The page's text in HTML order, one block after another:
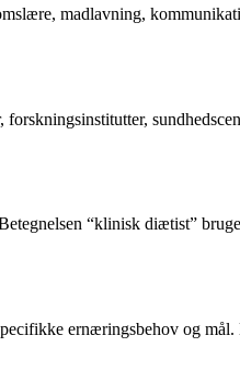
madlavning,
“klinisk diætist”
ernæringsbehov og